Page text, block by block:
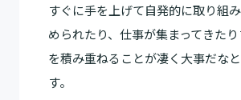
すぐに手を上げて自発的に取り組
められたり、仕事が集まってきた
を積み重ねることが凄く大事だな
す。